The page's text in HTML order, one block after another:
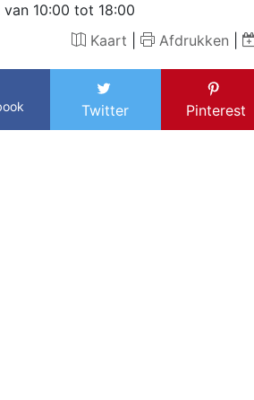
van 10:00 tot 18:00
Kaart
Afdrukken
Twitter Pinterest